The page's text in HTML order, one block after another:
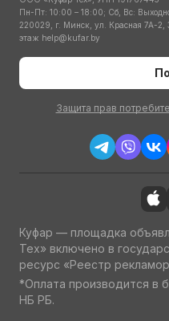
Пн-Пт: 10:00 – 18:00; Сб, Вс:
220029, г. Минск, ул. Красная 7А-2,
этаж help@kufar.by
Защита прав
Куфар — площадка
Тех» включено в
ресурс «Реестр
*Оплата производится в
НБ РБ.